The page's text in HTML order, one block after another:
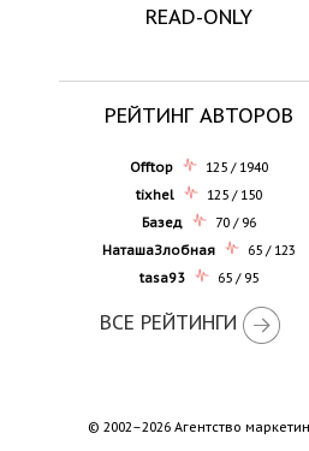
READ-ONLY
РЕЙТИНГ АВТОРОВ
Offtop
125 / 1940
tixhel
125 / 150
Базед
70 / 96
НаташаЗлобная
65 / 123
tasa93
65 / 95
ВСЕ РЕЙТИНГИ
© 2002–2026 Агентство